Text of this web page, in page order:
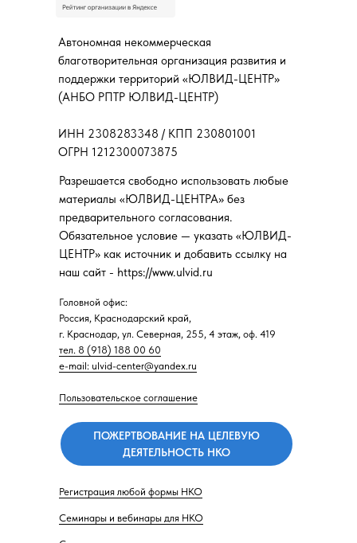
Регистрация любой формы НКО
Семинары и вебинары для НКО
Головной офис:
Россия, Краснодарский край,
г. Краснодар, ул. Северная, 255, 4 этаж, оф. 419
тел. 8 (918) 188 00 60
e-mail: ulvid-center@yandex.ru
Пользовательское соглашение
Разрешается свободно использовать любые
материалы «ЮЛВИД-ЦЕНТРА» без
предварительного согласования.
Обязательное условие — указать «ЮЛВИД-
ЦЕНТР» как источник и добавить ссылку на
наш сайт - https://www.ulvid.ru
Автономная некоммерческая
благотворительная организация развития и
поддержки территорий «ЮЛВИД-ЦЕНТР»
(АНБО РПТР ЮЛВИД-ЦЕНТР)
ИНН 2308283348 / КПП 230801001
ОГРН 1212300073875
ПОЖЕРТВОВАНИЕ НА ЦЕЛЕВУЮ
ДЕЯТЕЛЬНОСТЬ НКО